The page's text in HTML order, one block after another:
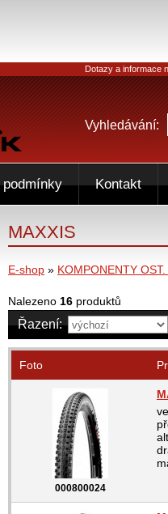
MAXXIS
E-shop » KOMPONENTY
Nalezeno 16 produktů
Řazení:
Foto
000800024
Dotazy a informace
Vyhledávání:
Kontakt